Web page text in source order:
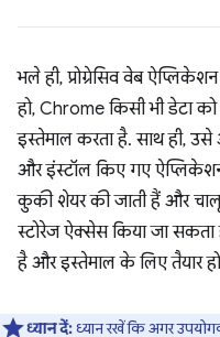
भले ही, प्रोग्रेसिव वेब
हो, Chrome किसी भी डेटा
इस्तेमाल करता है. साथ ही, उसे
और इंस्टॉल किए गए
कुकी शेयर की जाती हैं और
स्टोरेज ऐक्सेस किया जा सकता
है और इस्तेमाल के लिए तैयार
ध्यान दें:ध्यान रखें कि अगर